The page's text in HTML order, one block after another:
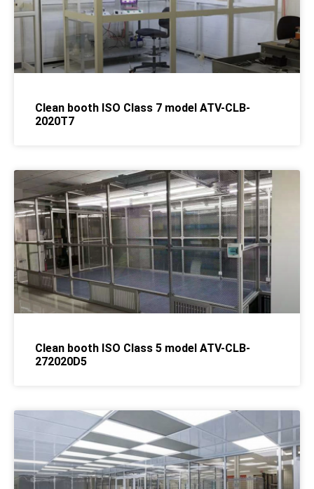
Clean booth ISO Class 7 model ATV-CLB-
2020T7
Clean booth ISO Class 5 model ATV-CLB-
272020D5